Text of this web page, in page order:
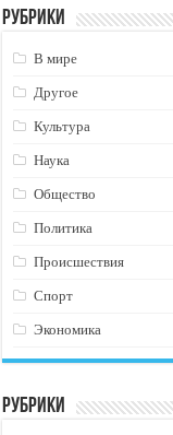
Рубрики
В мире
Другое
Культура
Наука
Общество
Политика
Происшествия
Спорт
Экономика
Рубрики